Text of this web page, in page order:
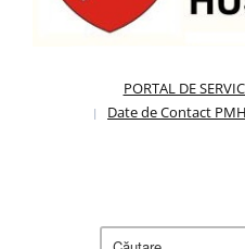
PORTAL DE
Date de Contact PMH
Caută